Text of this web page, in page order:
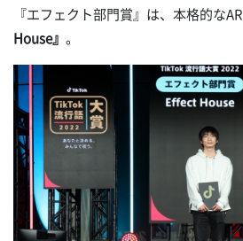
『エフェクト部門賞』は、本格的な
House』 。